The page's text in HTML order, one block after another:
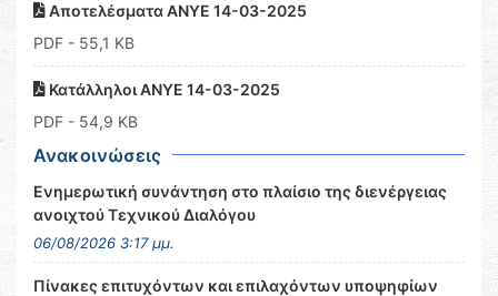
Αποτελέσματα ΑΝΥΕ 14-03-2025
PDF - 55,1 KB
Κατάλληλοι ΑΝΥΕ 14-03-2025
PDF - 54,9 KB
Ανακοινώσεις
Ενημερωτική συνάντηση στο πλαίσιο της διενέργειας
ανοιχτού Τεχνικού Διαλόγου
06/08/2026 3:17 μμ.
Πίνακες επιτυχόντων και επιλαχόντων υποψηφίων